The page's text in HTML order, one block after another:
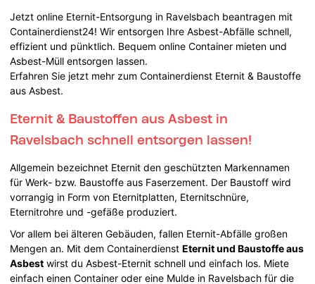
Jetzt online Eternit-Entsorgung in Ravelsbach beantragen mit
Containerdienst24! Wir entsorgen Ihre Asbest-Abfälle schnell,
effizient und pünktlich. Bequem online Container mieten und
Asbest-Müll entsorgen lassen.
Erfahren Sie jetzt mehr zum Containerdienst Eternit & Baustoffe
aus Asbest.
Eternit & Baustoffen aus Asbest in
Ravelsbach schnell entsorgen lassen!
Allgemein bezeichnet Eternit den geschützten Markennamen
für Werk- bzw. Baustoffe aus Faserzement. Der Baustoff wird
vorrangig in Form von Eternitplatten, Eternitschnüre,
Eternitrohre und -gefäße produziert.
Vor allem bei älteren Gebäuden, fallen Eternit-Abfälle großen
Mengen an. Mit dem ContainerdienstEternit und Baustoffe aus
Asbest wirst du Asbest-Eternit schnell und einfach los. Miete
einfach einen Container oder eine Mulde in Ravelsbach für die